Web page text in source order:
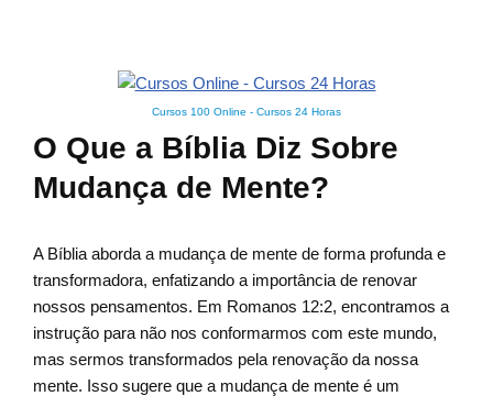
Cursos 100 Online - Cursos 24 Horas
O Que a Bíblia Diz Sobre
Mudança de Mente?
A Bíblia aborda a mudança de mente de forma profunda e
transformadora, enfatizando a importância de renovar
nossos pensamentos. Em Romanos 12:2, encontramos a
instrução para não nos conformarmos com este mundo,
mas sermos transformados pela renovação da nossa
mente. Isso sugere que a mudança de mente é um